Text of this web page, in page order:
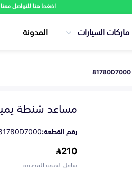
اضغط هنا للتواصل
ماركات السيارات المدونة
مساعد شنطة يمين
رقم القطعة:
210
شامل القيمة المضافة